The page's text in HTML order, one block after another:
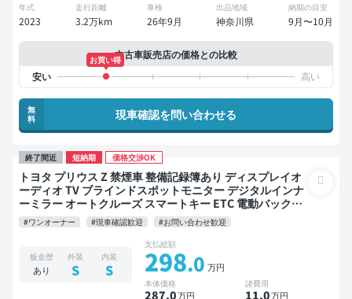
年式
2023
走行距離
3.2万km
車検
26年9月
出品地域
神奈川県
納期の目安
9月〜10月
中古車販売店の価格との比較
お買い得
無
料
現車確認を問い合わせる
終了間近 短納期 価格交渉OK
トヨタ プリウス Z 禁煙車 整備記録簿あり ディスプレイオ
ーディオ TV ブラインドスポットモニター デジタルインナ
ーミラー オートクルーズ スマートキー ETC 電動バックド
ア バックモニター 全方位カメラ ドライブレコーダー 衝突
軽減
#ワンオーナー #現車確認歓迎 #お問い合わせ歓迎
板金歴
あり
外装
S
内装
S
支払総額
298.0 万円
本体価格
287.0万円
諸費用
11.0万円